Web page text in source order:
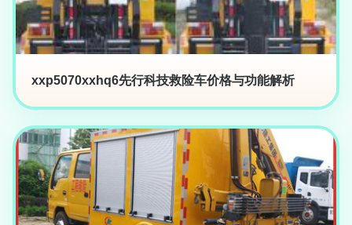
xxp5070xxhq6先行科技救险车价格与功能解析